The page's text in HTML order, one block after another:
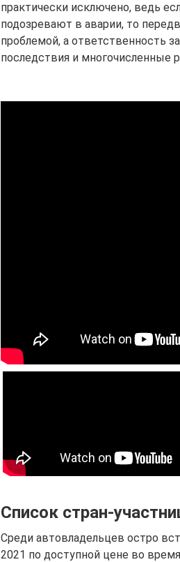
практически исключено, ведь
подозревают в аварии, то
проблемой, а ответственность
последствия и многочисленные
Список стран-
Среди автовладельцев остро
2021 по доступной цене во